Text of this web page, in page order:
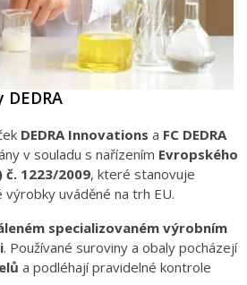
DEDRA Innovations a FC DEDRA
v souladu s nařízením Evropského
č. 1223/2009, které stanovuje
uváděné na trh EU.
specializovaném výrobním
. Používané suroviny a obaly pocházejí
a podléhají pravidelné kontrole